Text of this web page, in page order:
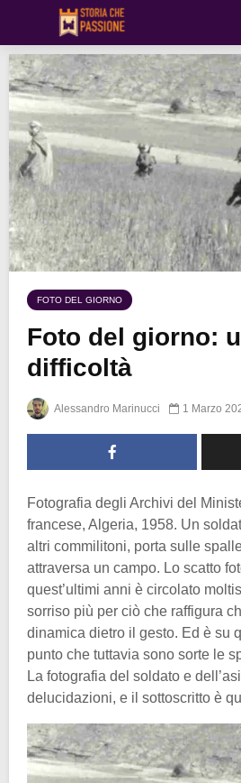
FOTO DEL GIORNO
Foto del giorno:
difficoltà
Alessandro Marinucci 1 Marzo
Fotografia degli Archivi del
francese, Algeria, 1958. Un
altri commilitoni, porta sulle
attraversa un campo. Lo scatto
quest’ultimi anni è circolato
sorriso più per ciò che raffigura
dinamica dietro il gesto. Ed è su
punto che tuttavia sono sorte le
La fotografia del soldato e
delucidazioni, e il sottoscritto è